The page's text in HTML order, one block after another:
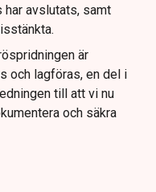
avslutats, samt
är
och lagföras, en del i
till att vi nu
och säkra